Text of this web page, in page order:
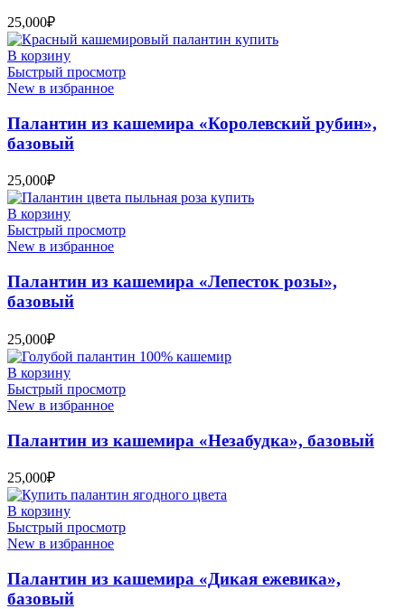
25,000₽
В корзину
Быстрый просмотр
New в избранное
Палантин из кашемира «Королевский рубин»,
базовый
25,000₽
В корзину
Быстрый просмотр
New в избранное
Палантин из кашемира «Лепесток розы»,
базовый
25,000₽
В корзину
Быстрый просмотр
New в избранное
Палантин из кашемира «Незабудка», базовый
25,000₽
В корзину
Быстрый просмотр
New в избранное
Палантин из кашемира «Дикая ежевика»,
базовый